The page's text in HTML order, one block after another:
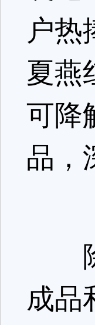
户热
夏燕
可降
品，
除
成品